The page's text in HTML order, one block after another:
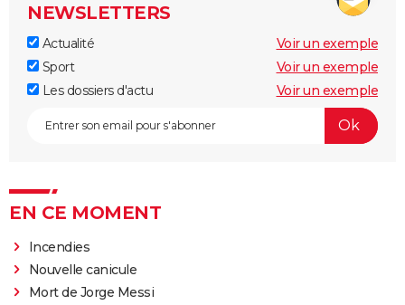
NEWSLETTERS
Actualité
Voir un exemple
Sport
Voir un exemple
Les dossiers d'actu
Voir un exemple
EN CE MOMENT
Incendies
Nouvelle canicule
Mort de Jorge Messi